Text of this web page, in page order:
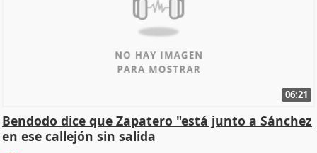
06:21
Bendodo dice que Zapatero "está junto a Sánchez
en ese callejón sin salida